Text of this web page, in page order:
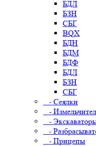
БДЛ
БЗН
СБГ
BQX
БДН
БДМ
БДФ
БДЛ
БЗН
СБГ
- Сеялки
-
-
-
- Прицепы